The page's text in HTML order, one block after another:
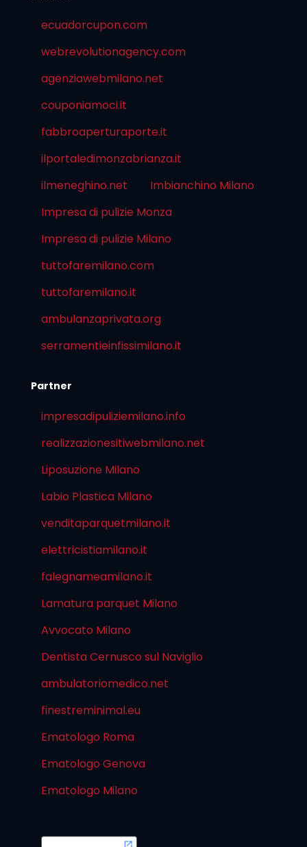
ecuadorcupon.com
webrevolutionagency.com
agenziawebmilano.net
couponiamoci.it
fabbroaperturaporte.it
ilportaledimonzabrianza.it
ilmeneghino.net
Imbianchino Milano
Impresa di pulizie Monza
Impresa di pulizie Milano
tuttofaremilano.com
tuttofaremilano.it
ambulanzaprivata.org
serramentieinfissimilano.it
Partner
impresadipuliziemilano.info
realizzazionesitiwebmilano.net
Liposuzione Milano
Labio Plastica Milano
venditaparquetmilano.it
elettricistiamilano.it
falegnameamilano.it
Lamatura parquet Milano
Avvocato Milano
Dentista Cernusco sul Naviglio
ambulatoriomedico.net
finestreminimal.eu
Ematologo Roma
Ematologo Genova
Ematologo Milano